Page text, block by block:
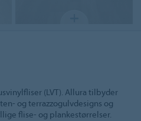
(LVT). Allura tilbyder
og terrazzogulvdesigns og
flise- og plankestørrelser.